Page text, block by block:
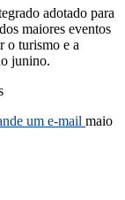
adotado para
maiores eventos
o turismo e a
junino.
um e-mail maio